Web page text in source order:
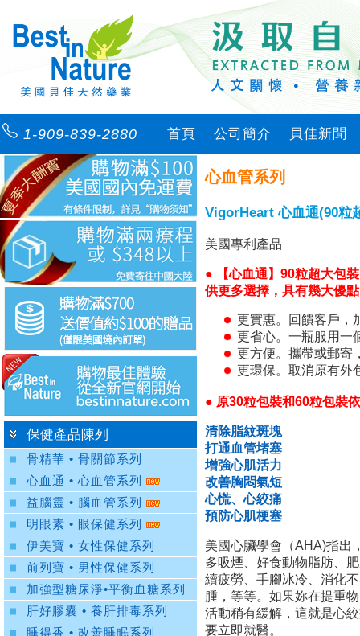
1-909-839-2880 首頁 公司簡介 貝佳新聞
心血管系列
VigorHeart 心血通(90粒
美國專利產品
● 【心血通】90粒超大包
供更多選擇，具有幾大優
更實惠。回饋客戶，
更省心。一瓶服用一
更方便。攜帶或郵寄
更環保。取消原有外
● 原30粒包裝和60粒包裝
清除脂紋斑塊
打通血管堵塞
增強心肌活力
改善胸悶氣短
心慌、心絞痛
預防心肌梗塞
美國心臟學會（AHA)指出
多吸煙、好食動物脂肪、
續疲勞、手腳冰冷、消化
腫，等等。如果妳在提重
活動稍有緩解，這就是心
要立即就醫。
保健產品陳列
骨精華 • 骨關節系列
心血通 • 心血管系列
益腦靈 • 腦血管系列
明眼素 • 眼保健系列
伊美寶 • 女性保健系列
前列寶 • 男性保健系列
加強型糖尿淨•平衡血糖系列
肝好膠囊 • 養肝排毒系列
睡得香 • 改善睡眠系列